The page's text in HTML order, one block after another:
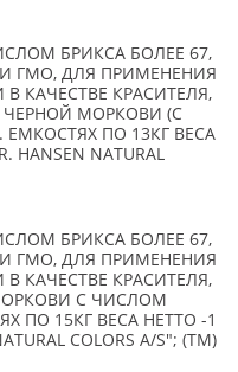
БРИКСА БОЛЕЕ 67,
ГМО, ДЛЯ ПРИМЕНЕНИЯ
КАЧЕСТВЕ КРАСИТЕЛЯ,
ЧЕРНОЙ МОРКОВИ (С
ПО 13КГ ВЕСА
NATURAL
БРИКСА БОЛЕЕ 67,
ГМО, ДЛЯ ПРИМЕНЕНИЯ
КАЧЕСТВЕ КРАСИТЕЛЯ,
С ЧИСЛОМ
ПО 15КГ ВЕСА НЕТТО -1
COLORS A/S"; (TM)